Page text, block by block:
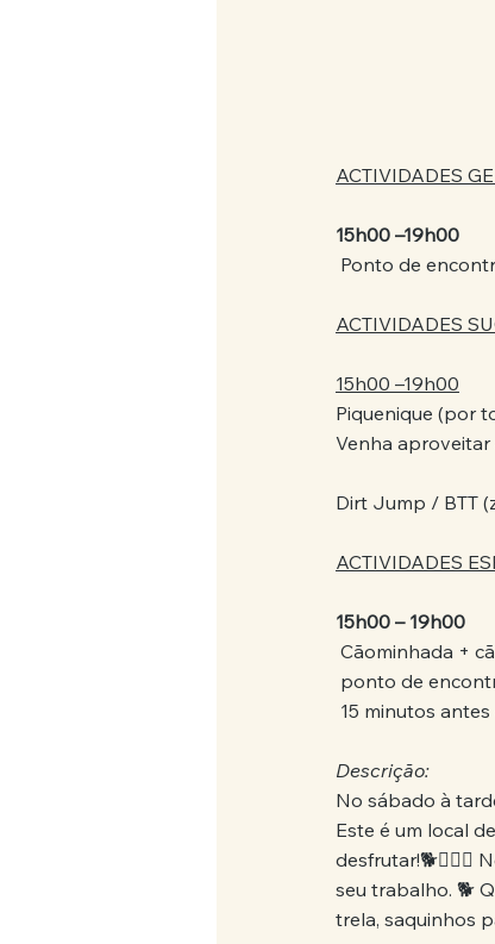
ACTIVIDADES
15h00 –19h00
Ponto de
ACTIVIDADES
15h00 –19h00
Piquenique (por
Venha aproveitar
Dirt Jump / BTT
ACTIVIDADES
15h00 – 19h00
Cãominhada +
ponto de
15 minutos
Descrição:
No sábado à
Este é um local
seu trabalho. 🐕
trela, saquinhos